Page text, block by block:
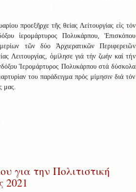
προεξῆρχε τῆς θείας Λείτουργίας εἰς τόν
ἱερομάρτυρος Πολυκάρπου, Ἐπισκόπου
τῶν δύο Ἀρχιερατικῶν Περιφερειῶν
Λειτουργίας, ὁμίλησε γιά τήν ζωήν καί τήν
Ἱερομάρτυρος Πολυκάρπου στά δύσκολα
του παράδειγμα πρός μίμησιν διά τόν
μας.
για την Πολιτιστική
2021